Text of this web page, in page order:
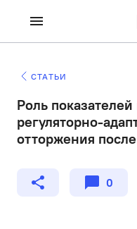
СТАТЬИ
Роль
регуляторно-
отторжения
0